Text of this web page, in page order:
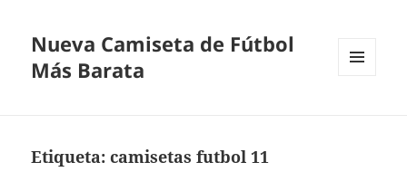
Nueva Camiseta de Fútbol
Más Barata
Etiqueta:camisetas futbol 11